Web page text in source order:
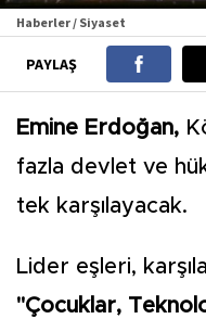
Haberler / Siyaset
PAYLAŞ
Emine Erdoğan,
fazla devlet ve
tek karşılayacak.
Lider eşleri,
"Çocuklar,